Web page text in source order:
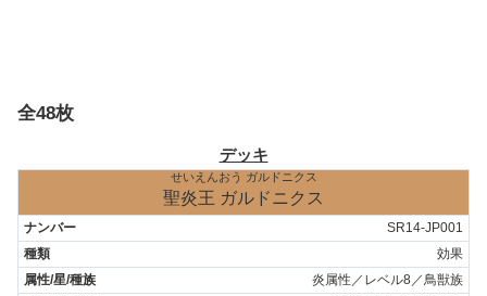
全48枚
デッキ
せいえんおう ガルドニクス
聖炎王 ガルドニクス
SR14-JP001
効果
炎属性／レベル8／鳥獣族